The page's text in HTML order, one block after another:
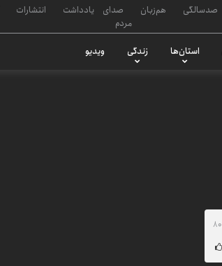
صدسالگی هم‌زبان
صدای
مردم
یادداشت انتشارات
استان‌ها زندگی ویدیو